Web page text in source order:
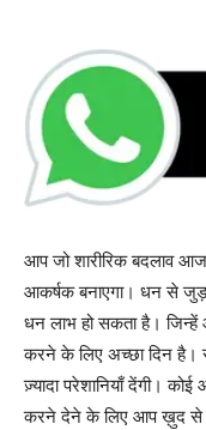
आप जो शारीरिक बदलाव
आकर्षक बनाएगा। धन से
धन लाभ हो सकता है।
करने के लिए अच्छा दिन है।
ज़्यादा परेशानियाँ देंगी।
करने देने के लिए आप ख़ुद से